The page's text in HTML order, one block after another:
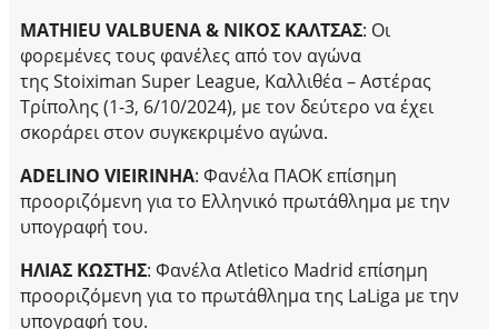
MATHIEU VALBUENA& ΝΙΚΟΣ ΚΑΛΤΣΑΣ: Οι
φορεμένες τους φανέλες από τον αγώνα
της Stoiximan Super League, Καλλιθέα – Αστέρας
Τρίπολης (1-3, 6/10/2024), με τον δεύτερο να έχει
σκοράρει στον συγκεκριμένο αγώνα.
ADELINO VIEIRINHA: Φανέλα ΠΑΟΚ επίσημη
προοριζόμενη για το Ελληνικό πρωτάθλημα με την
υπογραφή του.
ΗΛΙΑΣ ΚΩΣΤΗΣ: ΦανέλαAtletico Madrid επίσημη
προοριζόμενη για το πρωτάθλημα της LaLiga με την
υπογραφή του.